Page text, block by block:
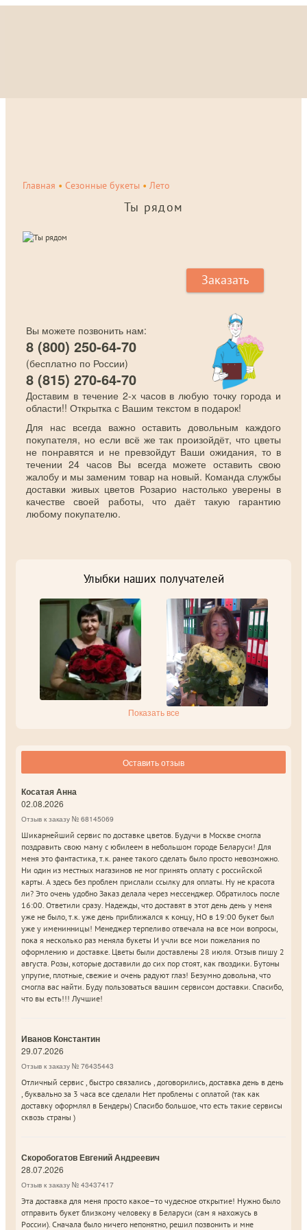
Главная •Сезонные букеты •Лето
Ты рядом
Заказать
Вы можете позвонить нам:
8 (800) 250-64-70
(бесплатно по России)
8 (815) 270-64-70
Доставим в течение 2-х часов в любую точку города и
области!! Открытка с Вашим текстом в подарок!
Для нас всегда важно оставить довольным каждого
покупателя, но если всё же так произойдёт, что цветы
не понравятся и не превзойдут Ваши ожидания, то в
течении 24 часов Вы всегда можете оставить свою
жалобу и мы заменим товар на новый. Команда службы
доставки живых цветов Розарио настолько уверены в
качестве своей работы, что даёт такую гарантию
любому покупателю.
Улыбки наших получателей
Показать все
Оставить отзыв
Косатая Анна
02.08.2026
Отзыв к заказу № 68145069
Шикарнейший сервис по доставке цветов. Будучи в Москве смогла
поздравить свою маму с юбилеем в небольшом городе Беларуси! Для
меня это фантастика, т.к. ранее такого сделать было просто невозможно.
Ни один из местных магазинов не мог принять оплату с российской
карты. А здесь без проблем прислали ссылку для оплаты. Ну не красота
ли? Это очень удобно Заказ делала через мессенджер. Обратилось после
16:00. Ответили сразу. Надежды, что доставят в этот день день у меня
уже не было, т.к. уже день приближался к концу, НО в 19:00 букет был
уже у именинницы! Менеджер терпеливо отвечала на все мои вопросы,
пока я несколько раз меняла букеты И учли все мои пожелания по
оформлению и доставке. Цветы были доставлены 28 июля. Отзыв пишу 2
августа. Розы, которые доставили до сих пор стоят, как гвоздики. Бутоны
упругие, плотные, свежие и очень радуют глаз! Безумно довольна, что
смогла вас найти. Буду пользоваться вашим сервисом доставки. Спасибо,
что вы есть!!! Лучшие!
Иванов Константин
29.07.2026
Отзыв к заказу № 76435443
Отличный сервис , быстро связались , договорились, доставка день в день
, буквально за 3 часа все сделали Нет проблемы с оплатой (так как
доставку оформлял в Бендеры) Спасибо большое, что есть такие сервисы
сквозь страны )
Скоробогатов Евгений Андреевич
28.07.2026
Отзыв к заказу № 43437417
Эта доставка для меня просто какое–то чудесное открытие! Нужно было
отправить букет близкому человеку в Беларуси (сам я нахожусь в
России). Сначала было ничего непонятно, решил позвонить и мне